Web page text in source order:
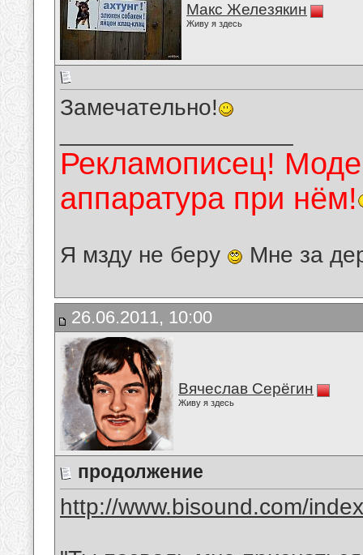
Макс Железякин
Живу я здесь
Замечательно!
Рекламописец!
аппаратура при нём!
Я мзду не беру Мне за
26.06.2011, 10:00
Вячеслав Серёгин
Живу я здесь
продолжение
http://www.bisound.com/